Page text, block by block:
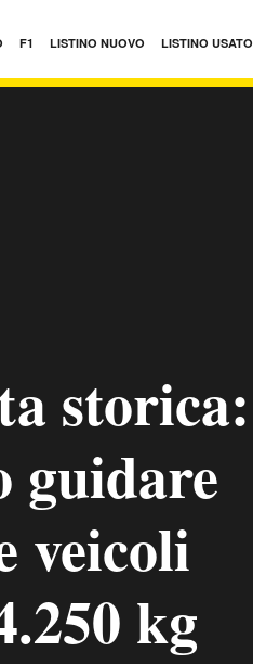
F1 LISTINO NUOVO LISTINO USATO
storica:
guidare
veicoli
kg